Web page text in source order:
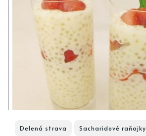
Delená strava Sacharidové raňajky